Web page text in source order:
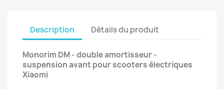
Description Détails du produit
Monorim DM - double amortisseur -
suspension avant pour scooters électriques
Xiaomi